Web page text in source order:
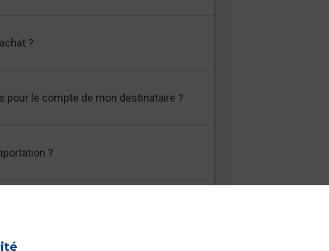
?
pour le compte de mon destinataire ?
?
des droits de douane ; comment être